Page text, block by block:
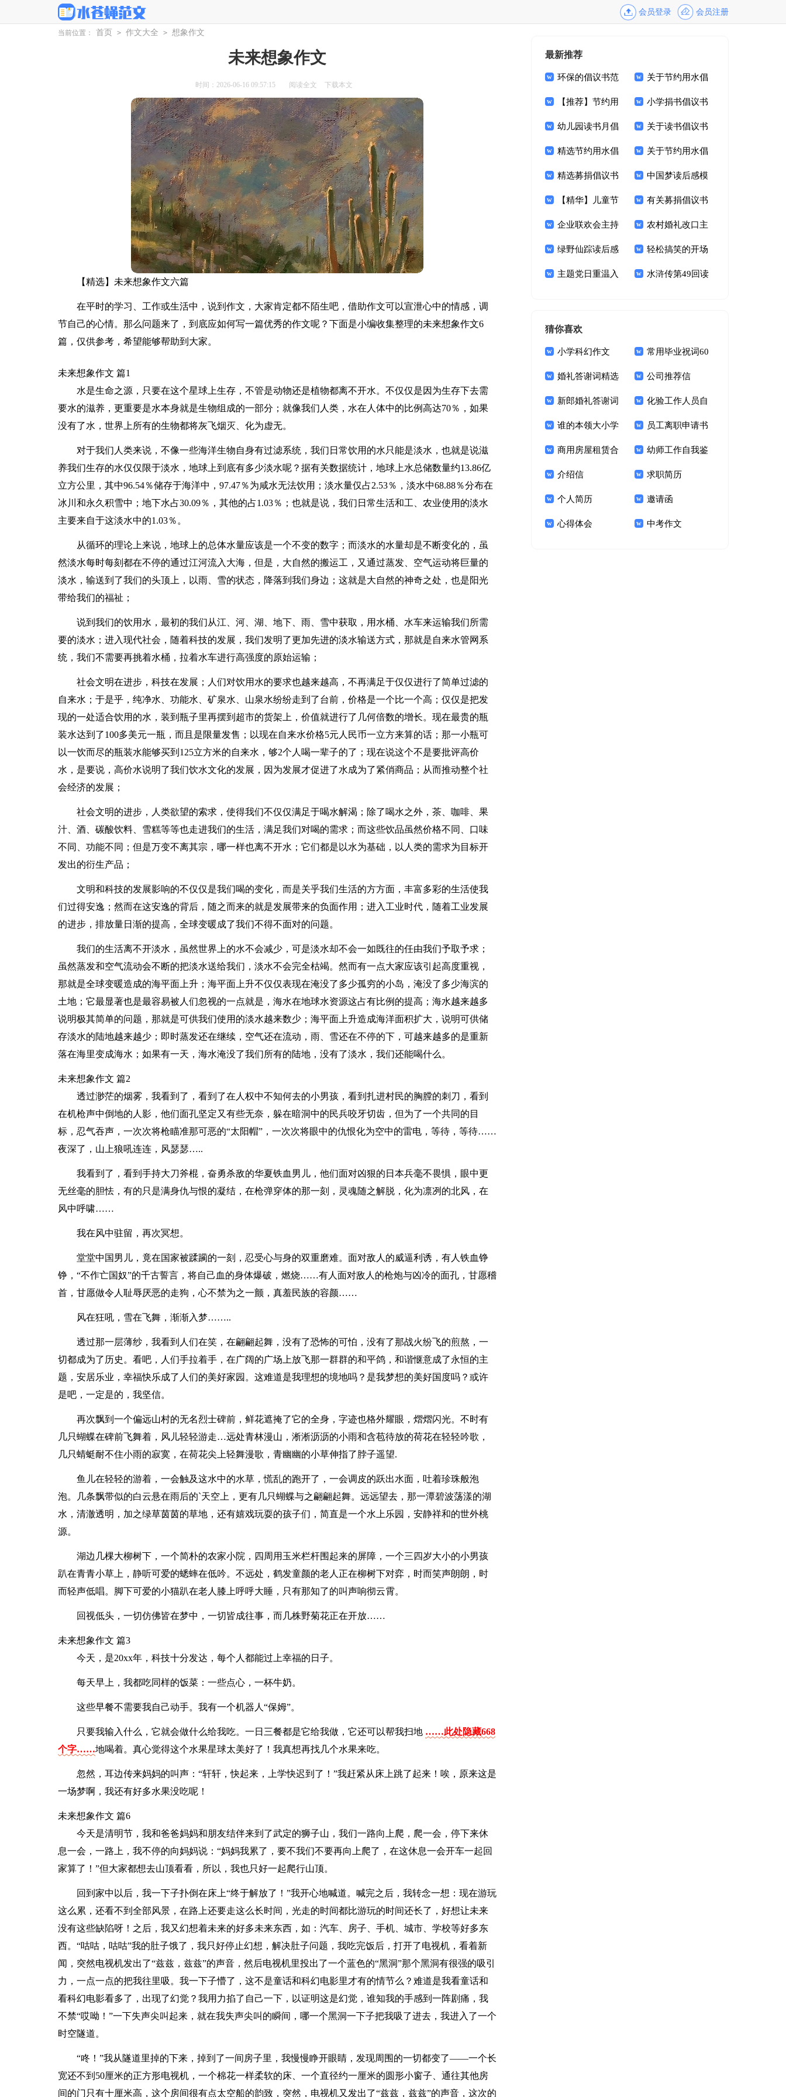
会员登录 会员注册
当前位置： 首页 > 作文大全 > 想象作文
未来想象作文
时间：2026-06-16 09:57:15 阅读全文 下载本文
【精选】未来想象作文六篇
在平时的学习、工作或生活中，说到作文，大家肯定都不陌生吧，借助作文可以宣泄心中的情感，调
节自己的心情。那么问题来了，到底应如何写一篇优秀的作文呢？下面是小编收集整理的未来想象作文6
篇，仅供参考，希望能够帮助到大家。
未来想象作文 篇1
水是生命之源，只要在这个星球上生存，不管是动物还是植物都离不开水。不仅仅是因为生存下去需
要水的滋养，更重要是水本身就是生物组成的一部分；就像我们人类，水在人体中的比例高达70％，如果
没有了水，世界上所有的生物都将灰飞烟灭、化为虚无。
对于我们人类来说，不像一些海洋生物自身有过滤系统，我们日常饮用的水只能是淡水，也就是说滋
养我们生存的水仅仅限于淡水，地球上到底有多少淡水呢？据有关数据统计，地球上水总储数量约13.86亿
立方公里，其中96.54％储存于海洋中，97.47％为咸水无法饮用；淡水量仅占2.53％，淡水中68.88％分布在
冰川和永久积雪中；地下水占30.09％，其他的占1.03％；也就是说，我们日常生活和工、农业使用的淡水
主要来自于这淡水中的1.03％。
从循环的理论上来说，地球上的总体水量应该是一个不变的数字；而淡水的水量却是不断变化的，虽
然淡水每时每刻都在不停的通过江河流入大海，但是，大自然的搬运工，又通过蒸发、空气运动将巨量的
淡水，输送到了我们的头顶上，以雨、雪的状态，降落到我们身边；这就是大自然的神奇之处，也是阳光
带给我们的福祉；
说到我们的饮用水，最初的我们从江、河、湖、地下、雨、雪中获取，用水桶、水车来运输我们所需
要的淡水；进入现代社会，随着科技的发展，我们发明了更加先进的淡水输送方式，那就是自来水管网系
统，我们不需要再挑着水桶，拉着水车进行高强度的原始运输；
社会文明在进步，科技在发展；人们对饮用水的要求也越来越高，不再满足于仅仅进行了简单过滤的
自来水；于是乎，纯净水、功能水、矿泉水、山泉水纷纷走到了台前，价格是一个比一个高；仅仅是把发
现的一处适合饮用的水，装到瓶子里再摆到超市的货架上，价值就进行了几何倍数的增长。现在最贵的瓶
装水达到了100多美元一瓶，而且是限量发售；以现在自来水价格5元人民币一立方来算的话；那一小瓶可
以一饮而尽的瓶装水能够买到125立方米的自来水，够2个人喝一辈子的了；现在说这个不是要批评高价
水，是要说，高价水说明了我们饮水文化的发展，因为发展才促进了水成为了紧俏商品；从而推动整个社
会经济的发展；
社会文明的进步，人类欲望的索求，使得我们不仅仅满足于喝水解渴；除了喝水之外，茶、咖啡、果
汁、酒、碳酸饮料、雪糕等等也走进我们的生活，满足我们对喝的需求；而这些饮品虽然价格不同、口味
不同、功能不同；但是万变不离其宗，哪一样也离不开水；它们都是以水为基础，以人类的需求为目标开
发出的衍生产品；
文明和科技的发展影响的不仅仅是我们喝的变化，而是关乎我们生活的方方面，丰富多彩的生活使我
们过得安逸；然而在这安逸的背后，随之而来的就是发展带来的负面作用；进入工业时代，随着工业发展
的进步，排放量日渐的提高，全球变暖成了我们不得不面对的问题。
我们的生活离不开淡水，虽然世界上的水不会减少，可是淡水却不会一如既往的任由我们予取予求；
虽然蒸发和空气流动会不断的把淡水送给我们，淡水不会完全枯竭。然而有一点大家应该引起高度重视，
那就是全球变暖造成的海平面上升；海平面上升不仅仅表现在淹没了多少孤穷的小岛，淹没了多少海滨的
土地；它最显著也是最容易被人们忽视的一点就是，海水在地球水资源这占有比例的提高；海水越来越多
说明极其简单的问题，那就是可供我们使用的淡水越来数少；海平面上升造成海洋面积扩大，说明可供储
存淡水的陆地越来越少；即时蒸发还在继续，空气还在流动，雨、雪还在不停的下，可越来越多的是重新
落在海里变成海水；如果有一天，海水淹没了我们所有的陆地，没有了淡水，我们还能喝什么。
未来想象作文 篇2
透过渺茫的烟雾，我看到了，看到了在人权中不知何去的小男孩，看到扎进村民的胸膛的刺刀，看到
在机枪声中倒地的人影，他们面孔坚定又有些无奈，躲在暗洞中的民兵咬牙切齿，但为了一个共同的目
标，忍气吞声，一次次将枪瞄准那可恶的“太阳帽”，一次次将眼中的仇恨化为空中的雷电，等待，等待……
夜深了，山上狼吼连连，风瑟瑟…..
我看到了，看到手持大刀斧棍，奋勇杀敌的华夏铁血男儿，他们面对凶狠的日本兵毫不畏惧，眼中更
无丝毫的胆怯，有的只是满身仇与恨的凝结，在枪弹穿体的那一刻，灵魂随之解脱，化为凛冽的北风，在
风中呼啸……
我在风中驻留，再次冥想。
堂堂中国男儿，竟在国家被蹂躏的一刻，忍受心与身的双重磨难。面对敌人的威逼利诱，有人铁血铮
铮，“不作亡国奴”的千古誓言，将自己血的身体爆破，燃烧……有人面对敌人的枪炮与凶冷的面孔，甘愿稽
首，甘愿做令人耻辱厌恶的走狗，心不禁为之一颤，真羞民族的容颜……
风在狂吼，雪在飞舞，渐渐入梦……..
透过那一层薄纱，我看到人们在笑，在翩翩起舞，没有了恐怖的可怕，没有了那战火纷飞的煎熬，一
切都成为了历史。看吧，人们手拉着手，在广阔的广场上放飞那一群群的和平鸽，和谐惬意成了永恒的主
题，安居乐业，幸福快乐成了人们的美好家园。这难道是我理想的境地吗？是我梦想的美好国度吗？或许
是吧，一定是的，我坚信。
再次飘到一个偏远山村的无名烈士碑前，鲜花遮掩了它的全身，字迹也格外耀眼，熠熠闪光。不时有
几只蝴蝶在碑前飞舞着，风儿轻轻游走…远处青林漫山，淅淅沥沥的小雨和含苞待放的荷花在轻轻吟歌，
几只蜻蜓耐不住小雨的寂寞，在荷花尖上轻舞漫歌，青幽幽的小草伸指了脖子遥望.
鱼儿在轻轻的游着，一会触及这水中的水草，慌乱的跑开了，一会调皮的跃出水面，吐着珍珠般泡
泡。几条飘带似的白云悬在雨后的`天空上，更有几只蝴蝶与之翩翩起舞。远远望去，那一潭碧波荡漾的湖
水，清澈透明，加之绿草茵茵的草地，还有嬉戏玩耍的孩子们，简直是一个水上乐园，安静祥和的世外桃
源。
湖边几棵大柳树下，一个简朴的农家小院，四周用玉米栏杆围起来的屏障，一个三四岁大小的小男孩
趴在青青小草上，静听可爱的蟋蟀在低吟。不远处，鹤发童颜的老人正在柳树下对弈，时而笑声朗朗，时
而轻声低唱。脚下可爱的小猫趴在老人膝上呼呼大睡，只有那知了的叫声响彻云霄。
回视低头，一切仿佛皆在梦中，一切皆成往事，而几株野菊花正在开放……
未来想象作文 篇3
今天，是20xx年，科技十分发达，每个人都能过上幸福的日子。
每天早上，我都吃同样的饭菜：一些点心，一杯牛奶。
这些早餐不需要我自己动手。我有一个机器人“保姆”。
只要我输入什么，它就会做什么给我吃。一日三餐都是它给我做，它还可以帮我扫地 ……此处隐藏668
个字……地喝着。真心觉得这个水果星球太美好了！我真想再找几个水果来吃。
忽然，耳边传来妈妈的叫声：“轩轩，快起来，上学快迟到了！”我赶紧从床上跳了起来！唉，原来这是
一场梦啊，我还有好多水果没吃呢！
未来想象作文 篇6
今天是清明节，我和爸爸妈妈和朋友结伴来到了武定的狮子山，我们一路向上爬，爬一会，停下来休
息一会，一路上，我不停的向妈妈说：“妈妈我累了，要不我们不要再向上爬了，在这休息一会开车一起回
家算了！”但大家都想去山顶看看，所以，我也只好一起爬行山顶。
回到家中以后，我一下子扑倒在床上“终于解放了！”我开心地喊道。喊完之后，我转念一想：现在游玩
这么累，还看不到全部风景，在路上还要走这么长时间，光走的时间都比游玩的时间还长了，好想让未来
没有这些缺陷呀！之后，我又幻想着未来的好多未来东西，如：汽车、房子、手机、城市、学校等好多东
西。“咕咕，咕咕”我的肚子饿了，我只好停止幻想，解决肚子问题，我吃完饭后，打开了电视机，看着新
闻，突然电视机发出了“兹兹，兹兹”的声音，然后电视机里投出了一个蓝色的“黑洞”那个黑洞有很强的吸引
力，一点一点的把我往里吸。我一下子懵了，这不是童话和科幻电影里才有的情节么？难道是我看童话和
看科幻电影看多了，出现了幻觉？我用力掐了自己一下，以证明这是幻觉，谁知我的手感到一阵剧痛，我
不禁“哎呦！”一下失声尖叫起来，就在我失声尖叫的瞬间，哪一个黑洞一下子把我吸了进去，我进入了一个
时空隧道。
“咚！”我从隧道里掉的下来，掉到了一间房子里，我慢慢睁开眼睛，发现周围的一切都变了——一个长
宽还不到50厘米的正方形电视机，一个棉花一样柔软的床、一个直径约一厘米的圆形小窗子、通往其他房
间的门只有十厘米高，这个房间很有点太空船的韵致，突然，电视机又发出了“兹兹，兹兹”的声音，这次的
最新推荐
环保的倡议书范
文集锦六篇
关于节约用水倡
议书集合九篇
【推荐】节约用
水倡议书九篇
小学捐书倡议书
15篇
幼儿园读书月倡
议书3篇
关于读书倡议书
范文集合六篇
精选节约用水倡
议书4篇
关于节约用水倡
议书模板七篇
精选募捐倡议书
模板锦集六篇
中国梦读后感模
板
【精华】儿童节
晚会主持词3篇
有关募捐倡议书
模板汇编九篇
企业联欢会主持
词合集九篇
农村婚礼改口主
持词
绿野仙踪读后感
15篇
轻松搞笑的开场
白
主题党日重温入 水浒传第49回读
猜你喜欢
小学科幻作文 常用毕业祝词60
句
婚礼答谢词精选
15篇
公司推荐信
新郎婚礼答谢词
锦集十篇
化验工作人员自
我鉴定
谁的本领大小学
作文
员工离职申请书
商用房屋租赁合
同15篇
幼师工作自我鉴
定(15篇)
介绍信 求职简历
个人简历 邀请函
心得体会 中考作文